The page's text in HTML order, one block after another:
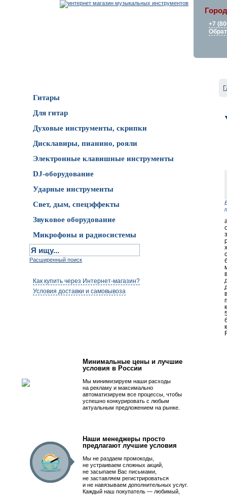
+7
Гитары
Для гитар
Духовые инструменты, скрипки
Дисклавиры, пианино, рояли
Электронные клавишные инструменты
DJ-оборудование
Ударные инструменты
Свет, дым, спецэффекты
Звуковое оборудование
Микрофоны и радиосистемы
Расширенный поиск
Как купить через Интернет-магазин?
Условия доставки и самовывоза
Минимальные цены и лучшие
условия в России
Мы минимизируем наши расходы
на рекламу и максимально
автоматизируем все процессы, чтобы
успешно конкурировать с любым
актуальным предложением на рынке.
Наши менеджеры просто
предлагают лучшие условия
Мы не раздаем промокоды,
не устраиваем сложных акций,
не засыпаем Вас письмами,
не заставляем регистрироваться
и не навязываем дополнительных услуг.
Каждый наш покупатель — любимый,